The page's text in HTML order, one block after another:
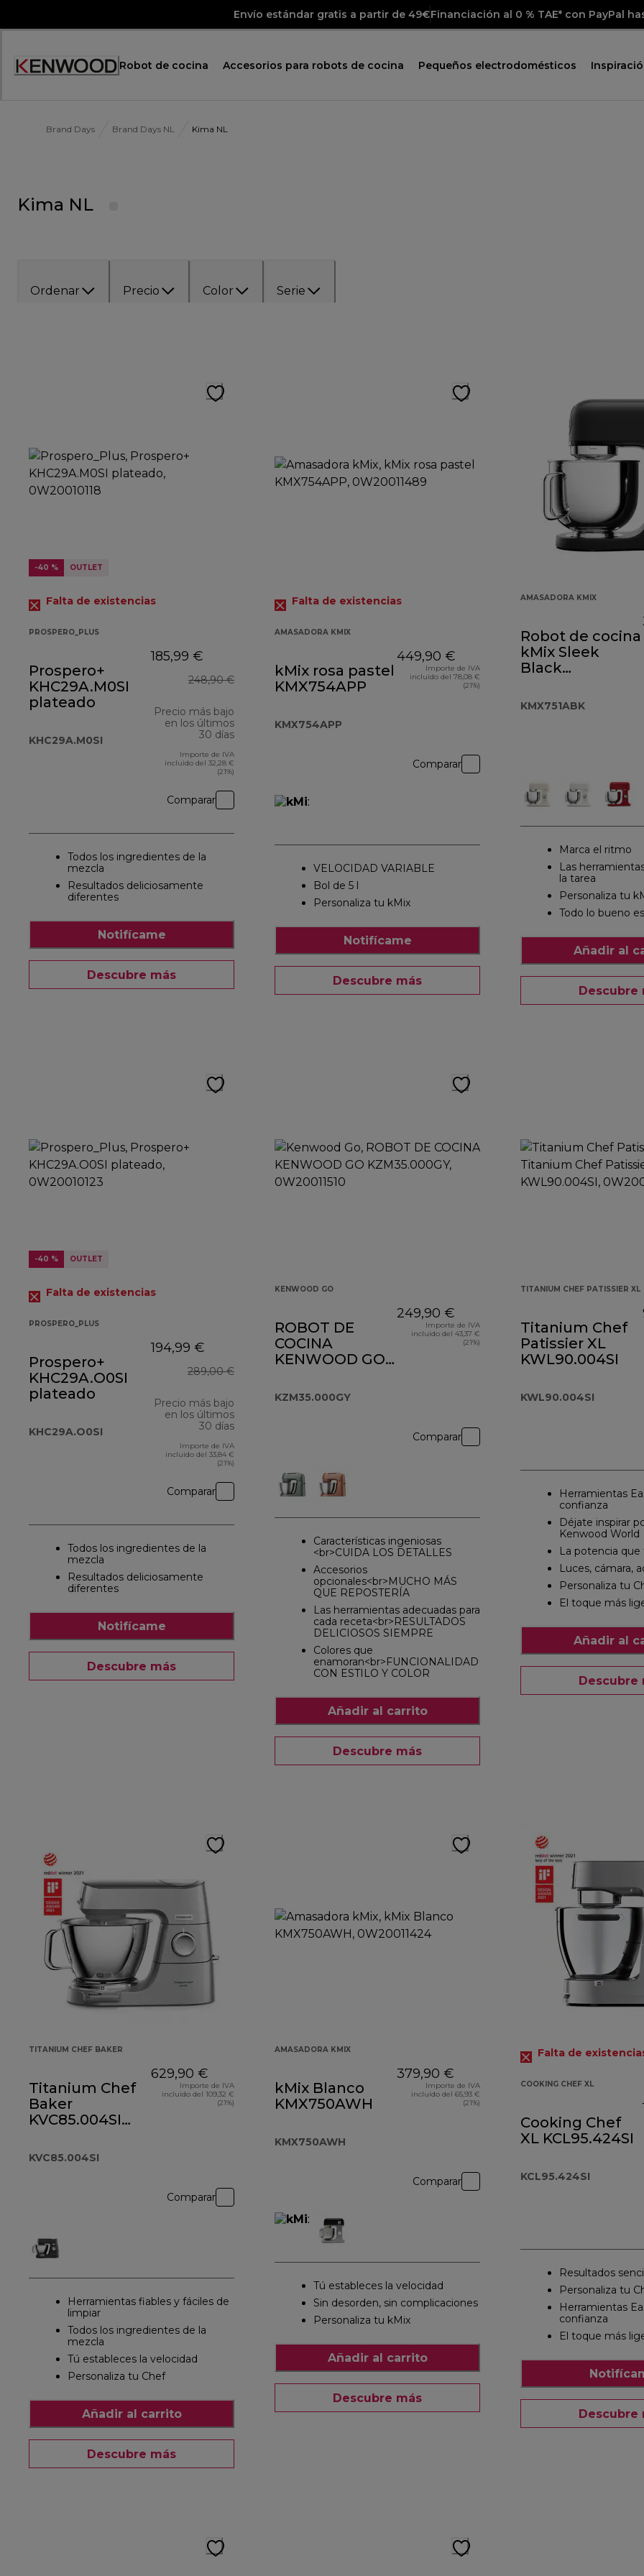
Envío estándar gratis a partir de 49€Financiación al 0 % TAE* con PayPal
Accessibility
Robot de cocina Accesorios para robots de cocina Pequeños electrodomésticos
Brand Days Brand Days NL Kima NL
Kima NL
Ordenar Precio Color Serie
-40 % OUTLET
Falta de existencias
PROSPERO_PLUS
Prospero+
KHC29A.M0SI
plateado
KHC29A.M0SI
185,99 €
248,90 €
Precio más bajo
en los últimos
30 días
Importe de IVA
incluido del 32,28 €
(21%)
Comparar
Todos los ingredientes de la
mezcla
Resultados deliciosamente
diferentes
Notifícame
Descubre más
Falta de existencias
AMASADORA KMIX
kMix rosa pastel
KMX754APP
KMX754APP
449,90 €
Importe de IVA
incluido del 78,08 €
(21%)
Comparar
VELOCIDAD VARIABLE
Bol de 5 l
Personaliza tu kMix
Notifícame
Descubre más
AMASADORA KMIX
Robot de cocina
kMix Sleek
Black
KMX751ABK
Marca el ritmo
Las
la tarea
Personaliza tu
Todo lo bueno
Añadir al
Descubre
-40 % OUTLET
Falta de existencias
PROSPERO_PLUS
Prospero+
KHC29A.O0SI
plateado
KHC29A.O0SI
194,99 €
289,00 €
Precio más bajo
en los últimos
30 días
Importe de IVA
incluido del 33,84 €
(21%)
Comparar
Todos los ingredientes de la
mezcla
Resultados deliciosamente
diferentes
Notifícame
Descubre más
KENWOOD GO
ROBOT DE
COCINA
KENWOOD GO
KZM35.000GY
249,90 €
Importe de IVA
incluido del 43,37 €
(21%)
Comparar
Características ingeniosas
<br>CUIDA LOS DETALLES
Accesorios
opcionales<br>MUCHO MÁS
QUE REPOSTERÍA
Las herramientas adecuadas para
cada receta<br>RESULTADOS
DELICIOSOS SIEMPRE
Colores que
enamoran<br>FUNCIONALIDAD
CON ESTILO Y COLOR
Añadir al carrito
Descubre más
TITANIUM CHEF PATISSIER XL
Titanium Chef
Patissier XL
KWL90.004SI
KWL90.004SI
Herramientas
confianza
Déjate inspirar
Kenwood World
La potencia que
Luces, cámara,
Personaliza tu
El toque más
Añadir al
Descubre
TITANIUM CHEF BAKER
Titanium Chef
Baker
KVC85.004SI
KVC85.004SI
629,90 €
Importe de IVA
incluido del 109,32 €
(21%)
Comparar
Herramientas fiables y fáciles de
limpiar
Todos los ingredientes de la
mezcla
Tú estableces la velocidad
Personaliza tu Chef
Añadir al carrito
Descubre más
AMASADORA KMIX
kMix Blanco
KMX750AWH
KMX750AWH
379,90 €
Importe de IVA
incluido del 65,93 €
(21%)
Comparar
Tú estableces la velocidad
Sin desorden, sin complicaciones
Personaliza tu kMix
Añadir al carrito
Descubre más
Falta de
COOKING CHEF XL
Cooking Chef
XL KCL95.424SI
KCL95.424SI
Resultados
Personaliza tu
Herramientas
confianza
El toque más
Descubre